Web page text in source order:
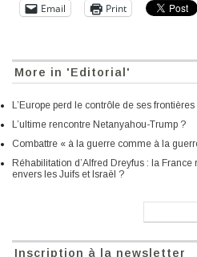
Email Print
More in 'Editorial'
L’Europe perd le contrôle de ses frontières
L’ultime rencontre Netanyahou-Trump ?
Combattre « à la guerre comme à la
Réhabilitation d’Alfred Dreyfus : la
envers les Juifs et Israël ?
Inscription à la newsletter